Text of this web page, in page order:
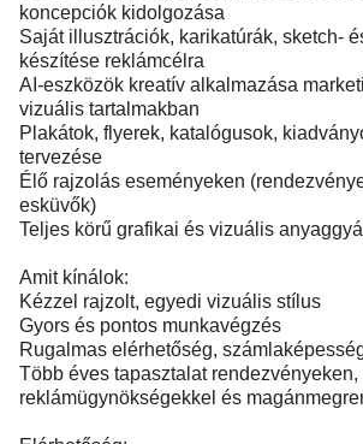
koncepciók kidolgozása
Saját illusztrációk, karikatúrák, sketch-
készítése reklámcélra
AI-eszközök kreatív alkalmazása
vizuális tartalmakban
Plakátok, flyerek, katalógusok,
tervezése
Élő rajzolás eseményeken
esküvők)
Teljes körű grafikai és vizuális
Amit kínálok:
Kézzel rajzolt, egyedi vizuális stílus
Gyors és pontos munkavégzés
Rugalmas elérhetőség,
Több éves tapasztalat rendezvényeken,
reklámügynökségekkel és